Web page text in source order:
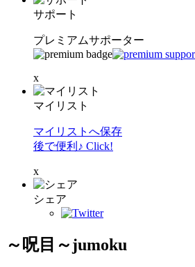
サポート
プレミアムサポーター
x
マイリスト
マイリストへ保存
後で便利♪ Click!
x
シェア
～呪目～jumoku